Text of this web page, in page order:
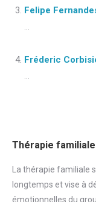
Felipe
...
Fréderic
...
Thérapie
La thérapie familiale
longtemps et vise à
émotionnelles du